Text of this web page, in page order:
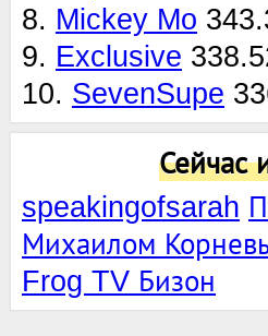
8. Mickey Mo
9. Exclusive
10. SevenSupe
Сейчас
speakingofsarah
Михаилом
Frog TV Бизон